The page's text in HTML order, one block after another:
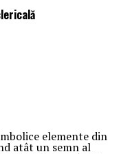
elemente din
atât un semn al